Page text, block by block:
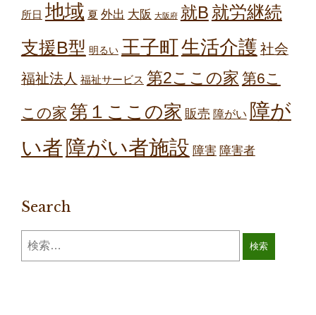
所日 地域 夏 外出 大阪 大阪府 就B 就労継続
支援B型 明るい 王子町生活介護 社会
福祉法人 福祉サービス 第2ここの家 第6こ
この家 第１ここの家 販売 障がい 障が
い者 障がい者施設 障害 障害者
Search